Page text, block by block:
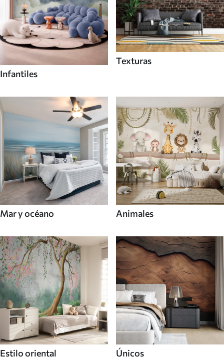
Infantiles
Texturas
Mar y océano Animales
Estilo oriental Únicos